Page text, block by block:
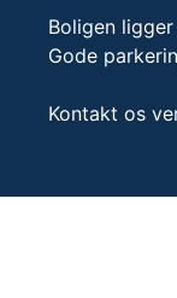
Boligen
Gode
Kontakt os